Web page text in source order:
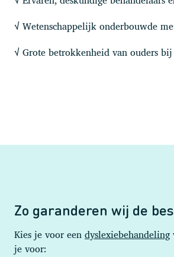
√ Wetenschappelijk onderbouwde
√ Grote betrokkenheid van ouders
Zo garanderen wij de
Kies je voor eendyslexiebehandeling
je voor: